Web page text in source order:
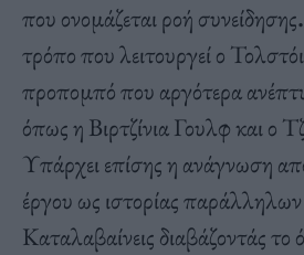
που ονομάζεται ροή συνείδησης.
τρόπο που λειτουργεί ο
προπομπό που αργότερα
όπως η Βιρτζίνια Γουλφ και ο
Υπάρχει επίσης η ανάγνωση
έργου ως ιστορίας
Καταλαβαίνεις διαβάζοντάς το